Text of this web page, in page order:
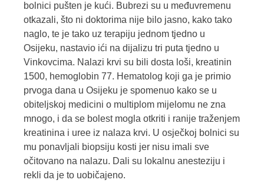
bolnici pušten je kući. Bubrezi su u međuvremenu
otkazali, što ni doktorima nije bilo jasno, kako tako
naglo, te je tako uz terapiju jednom tjedno u
Osijeku, nastavio ići na dijalizu tri puta tjedno u
Vinkovcima. Nalazi krvi su bili dosta loši, kreatinin
1500, hemoglobin 77. Hematolog koji ga je primio
prvoga dana u Osijeku je spomenuo kako se u
obiteljskoj medicini o multiplom mijelomu ne zna
mnogo, i da se bolest mogla otkriti i ranije traženjem
kreatinina i uree iz nalaza krvi. U osječkoj bolnici su
mu ponavljali biopsiju kosti jer nisu imali sve
očitovano na nalazu. Dali su lokalnu anesteziju i
rekli da je to uobičajeno.